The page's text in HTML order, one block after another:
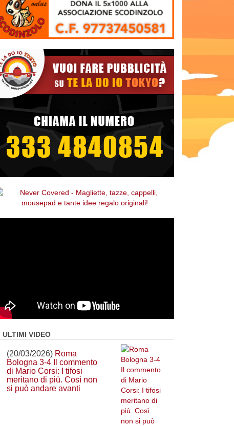
ULTIMI VIDEO
(20/03/2026) Roma
Bologna 3-4 Il commento
di Mario Corsi: I tifosi
meritano di più. Così non
si può andare avanti